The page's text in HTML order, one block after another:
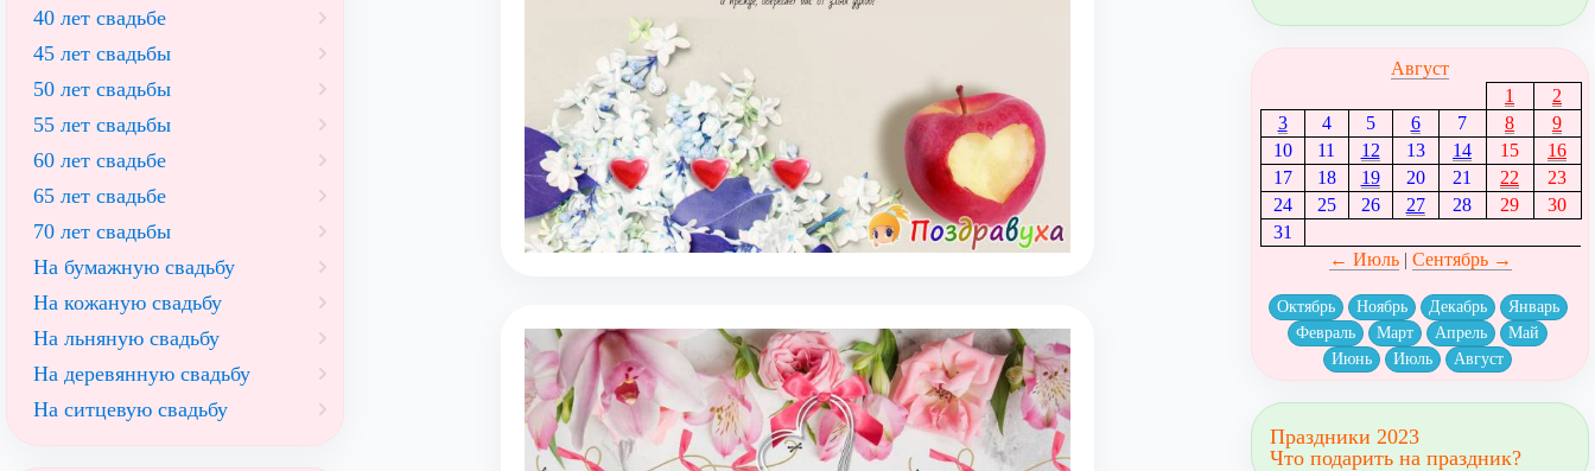
40 лет свадьбе
45 лет свадьбы
50 лет свадьбы
55 лет свадьбы
60 лет свадьбе
65 лет свадьбе
70 лет свадьбы
На бумажную свадьбу
На кожаную свадьбу
На льняную свадьбу
На деревянную свадьбу
На ситцевую свадьбу
Август
1
2
3
4 5 6 7 8
9
10
11 12 13 14 15
16
17
18 19 20 21 22
23
24
25 26 27 28 29
30
31
← Июль| Сентябрь →
Октябрь Ноябрь Декабрь
Январь
Февраль
Март Апрель
Май
Июнь
Июль Август
Праздники 2023
Что подарить на праздник?